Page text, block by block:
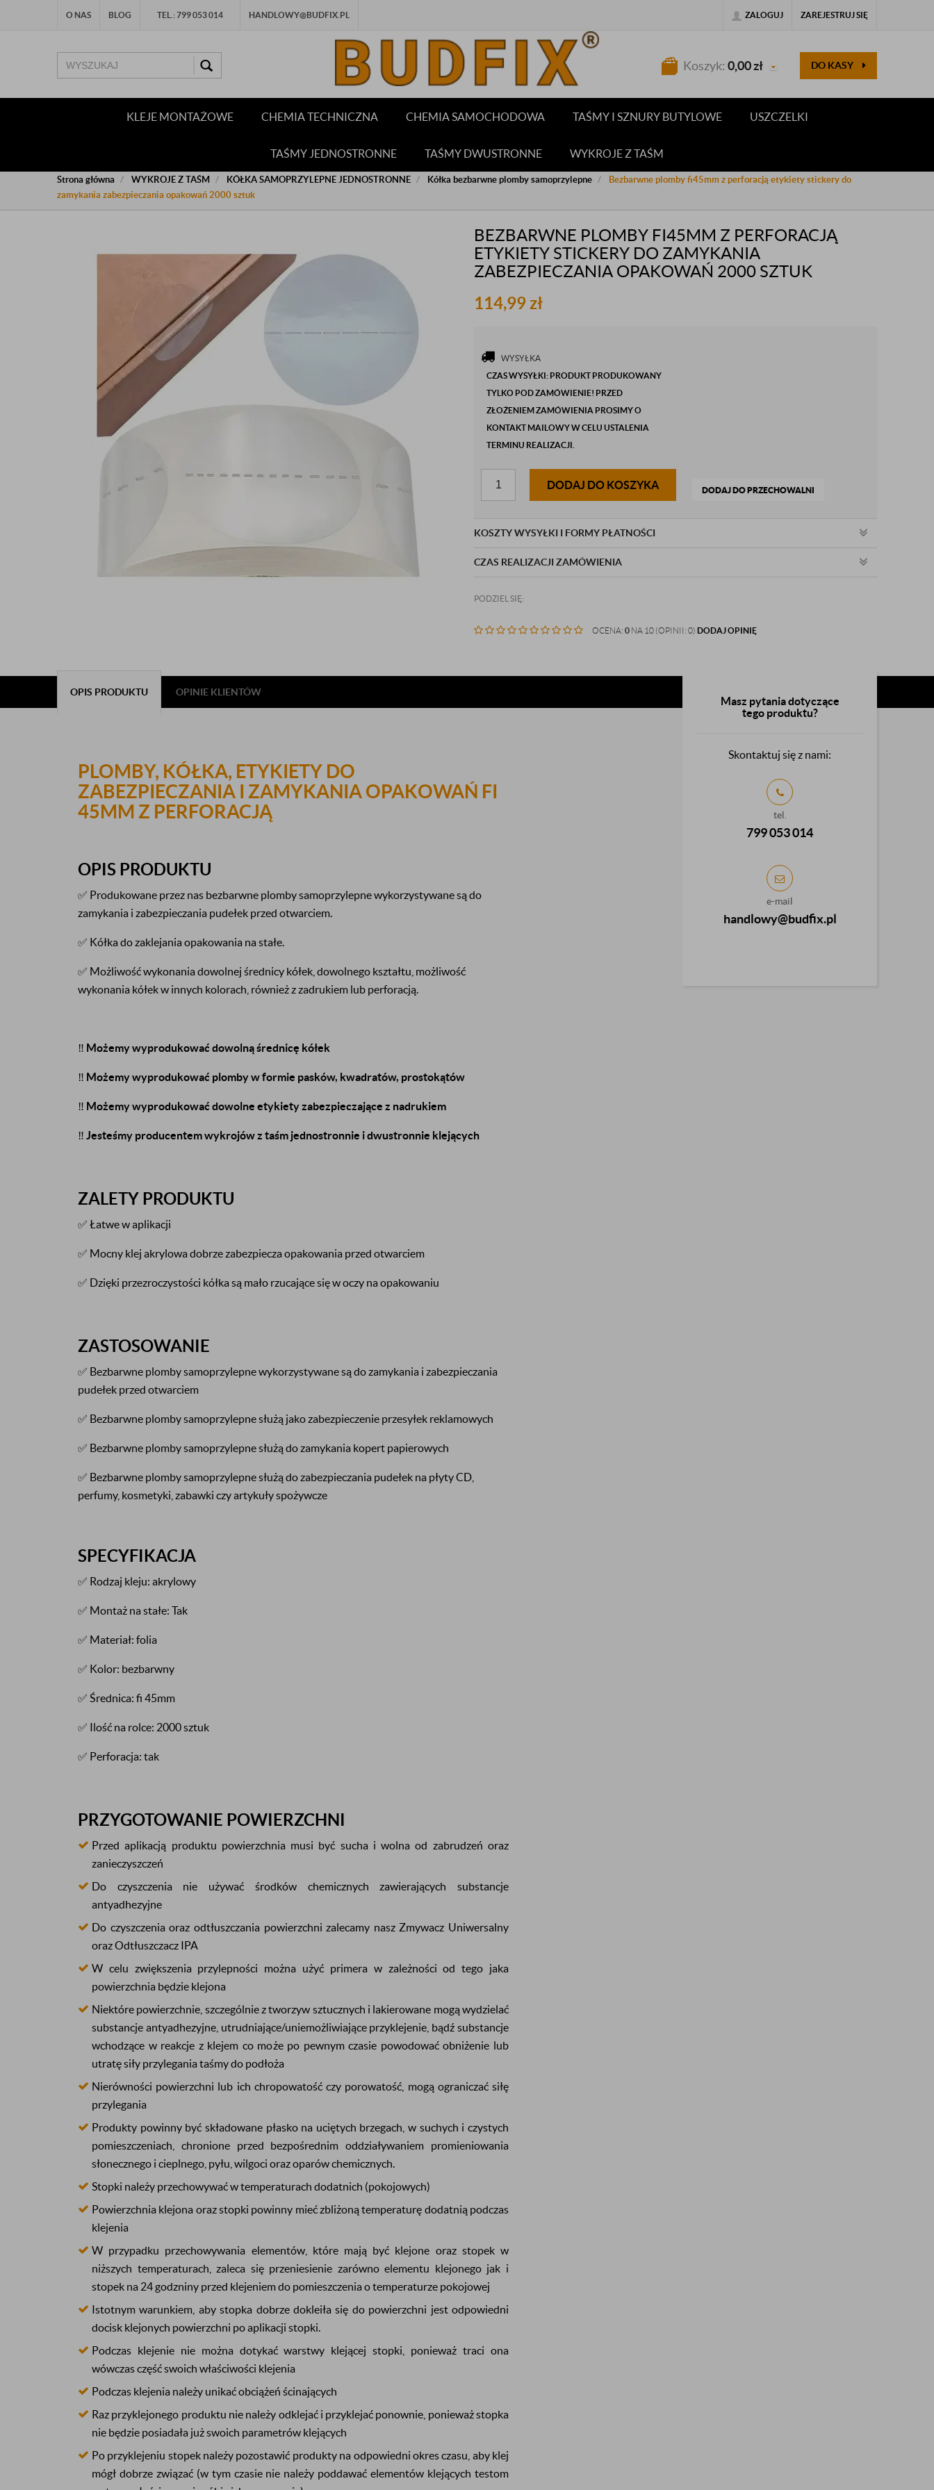
O NAS BLOG TEL.: 799 053 014 HANDLOWY@BUDFIX.PL ZALOGUJ ZAREJESTRUJ SIĘ
Koszyk: 0,00zł DO KASY
KLEJE MONTAŻOWE CHEMIA TECHNICZNA CHEMIA SAMOCHODOWA TAŚMY I SZNURY BUTYLOWE USZCZELKI
TAŚMY JEDNOSTRONNE TAŚMY DWUSTRONNE WYKROJE Z TAŚM
Strona główna WYKROJE Z TAŚM KÓŁKA SAMOPRZYLEPNE JEDNOSTRONNE Kółka bezbarwne plomby samoprzylepne
Bezbarwne plomby fi45mm z perforacją etykiety stickery do
zamykania zabezpieczania opakowań 2000 sztuk
BEZBARWNE PLOMBY FI45MM Z PERFORACJĄ
ETYKIETY STICKERY DO ZAMYKANIA
ZABEZPIECZANIA OPAKOWAŃ 2000 SZTUK
114,99zł
WYSYŁKA
CZAS WYSYŁKI: PRODUKT PRODUKOWANY
TYLKO POD ZAMÓWIENIE! PRZED
ZŁOŻENIEM ZAMÓWIENIA PROSIMY O
KONTAKT MAILOWY W CELU USTALENIA
TERMINU REALIZACJI.
DODAJ DO KOSZYKA DODAJ DO PRZECHOWALNI
KOSZTY WYSYŁKI I FORMY PŁATNOŚCI
CZAS REALIZACJI ZAMÓWIENIA
PODZIEL SIĘ:
OCENA: 0 NA 10 (OPINII: 0) DODAJ OPINIĘ
OPIS PRODUKTU OPINIE KLIENTÓW
PLOMBY, KÓŁKA, ETYKIETY DO
ZABEZPIECZANIA I ZAMYKANIA OPAKOWAŃ FI
45MM Z PERFORACJĄ
OPIS PRODUKTU
✅ Produkowane przez nas bezbarwne plomby samoprzylepne wykorzystywane są do
zamykania i zabezpieczania pudełek przed otwarciem.
✅ Kółka do zaklejania opakowania na stałe.
✅ Możliwość wykonania dowolnej średnicy kółek, dowolnego kształtu, możliwość
wykonania kółek w innych kolorach, również z zadrukiem lub perforacją.
‼️ Możemy wyprodukować dowolną średnicę kółek
‼️ Możemy wyprodukować plomby w formie pasków, kwadratów, prostokątów
‼️ Możemy wyprodukować dowolne etykiety zabezpieczające z nadrukiem
‼️ Jesteśmy producentem wykrojów z taśm jednostronnie i dwustronnie klejących
ZALETY PRODUKTU
✅ Łatwe w aplikacji
✅ Mocny klej akrylowa dobrze zabezpiecza opakowania przed otwarciem
✅ Dzięki przezroczystości kółka są mało rzucające się w oczy na opakowaniu
ZASTOSOWANIE
✅ Bezbarwne plomby samoprzylepne wykorzystywane są do zamykania i zabezpieczania
pudełek przed otwarciem
✅ Bezbarwne plomby samoprzylepne służą jako zabezpieczenie przesyłek reklamowych
✅ Bezbarwne plomby samoprzylepne służą do zamykania kopert papierowych
✅ Bezbarwne plomby samoprzylepne służą do zabezpieczania pudełek na płyty CD,
perfumy, kosmetyki, zabawki czy artykuły spożywcze
SPECYFIKACJA
✅ Rodzaj kleju: akrylowy
✅ Montaż na stałe: Tak
✅ Materiał: folia
✅ Kolor: bezbarwny
✅ Średnica: fi 45mm
✅ Ilość na rolce: 2000 sztuk
✅ Perforacja: tak
PRZYGOTOWANIE POWIERZCHNI
Przed aplikacją produktu powierzchnia musi być sucha i wolna od zabrudzeń oraz
zanieczyszczeń
Do czyszczenia nie używać środków chemicznych zawierających substancje
antyadhezyjne
Do czyszczenia oraz odtłuszczania powierzchni zalecamy nasz Zmywacz Uniwersalny
oraz Odtłuszczacz IPA
W celu zwiększenia przylepności można użyć primera w zależności od tego jaka
powierzchnia będzie klejona
Niektóre powierzchnie, szczególnie z tworzyw sztucznych i lakierowane mogą wydzielać
substancje antyadhezyjne, utrudniające/uniemożliwiające przyklejenie, bądź substancje
wchodzące w reakcje z klejem co może po pewnym czasie powodować obniżenie lub
utratę siły przylegania taśmy do podłoża
Nierówności powierzchni lub ich chropowatość czy porowatość, mogą ograniczać siłę
przylegania
Produkty powinny być składowane płasko na uciętych brzegach, w suchych i czystych
pomieszczeniach, chronione przed bezpośrednim oddziaływaniem promieniowania
słonecznego i cieplnego, pyłu, wilgoci oraz oparów chemicznych.
Stopki należy przechowywać w temperaturach dodatnich (pokojowych)
Powierzchnia klejona oraz stopki powinny mieć zbliżoną temperaturę dodatnią podczas
klejenia
W przypadku przechowywania elementów, które mają być klejone oraz stopek w
niższych temperaturach, zaleca się przeniesienie zarówno elementu klejonego jak i
stopek na 24 godzniny przed klejeniem do pomieszczenia o temperaturze pokojowej
Istotnym warunkiem, aby stopka dobrze dokleiła się do powierzchni jest odpowiedni
docisk klejonych powierzchni po aplikacji stopki.
Podczas klejenie nie można dotykać warstwy klejącej stopki, ponieważ traci ona
wówczas część swoich właściwości klejenia
Podczas klejenia należy unikać obciążeń ścinających
Raz przyklejonego produktu nie należy odklejać i przyklejać ponownie, ponieważ stopka
nie będzie posiadała już swoich parametrów klejących
Po przyklejeniu stopek należy pozostawić produkty na odpowiedni okres czasu, aby klej
mógł dobrze związać (w tym czasie nie należy poddawać elementów klejących testom
Masz pytania dotyczące
tego produktu?
Skontaktuj się z nami:
tel.
799 053 014
e-mail
handlowy@budfix.pl